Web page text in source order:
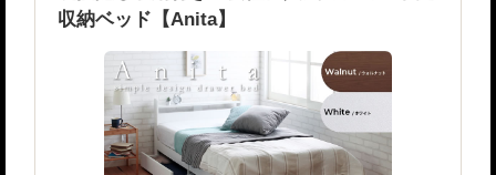
収納ベッド【Anita】